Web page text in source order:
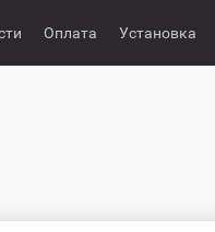
Оплата Установка